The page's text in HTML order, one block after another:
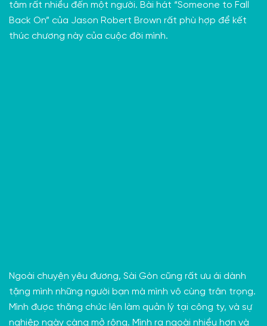
tâm rất nhiều đến một người. Bài hát “Someone to Fall
Back On” của Jason Robert Brown rất phù hợp để kết
thúc chương này của cuộc đời mình.
Ngoài chuyện yêu đương, Sài Gòn cũng rất ưu ái dành
tặng mình những người bạn mà mình vô cùng trân trọng.
Mình được thăng chức lên làm quản lý tại công ty, và sự
nghiệp ngày càng mở rộng. Mình ra ngoài nhiều hơn và